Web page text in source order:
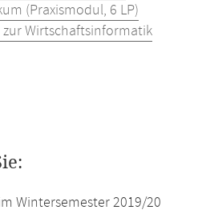
(Praxismodul, 6 LP)
Wirtschaftsinformatik
Wintersemester 2019/20